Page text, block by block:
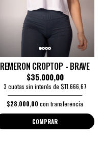
REMERON CROPTOP - BRAVE
$35.000,00
3 cuotas sin interés de $11.666,67
$28.000,00 con transferencia
COMPRAR